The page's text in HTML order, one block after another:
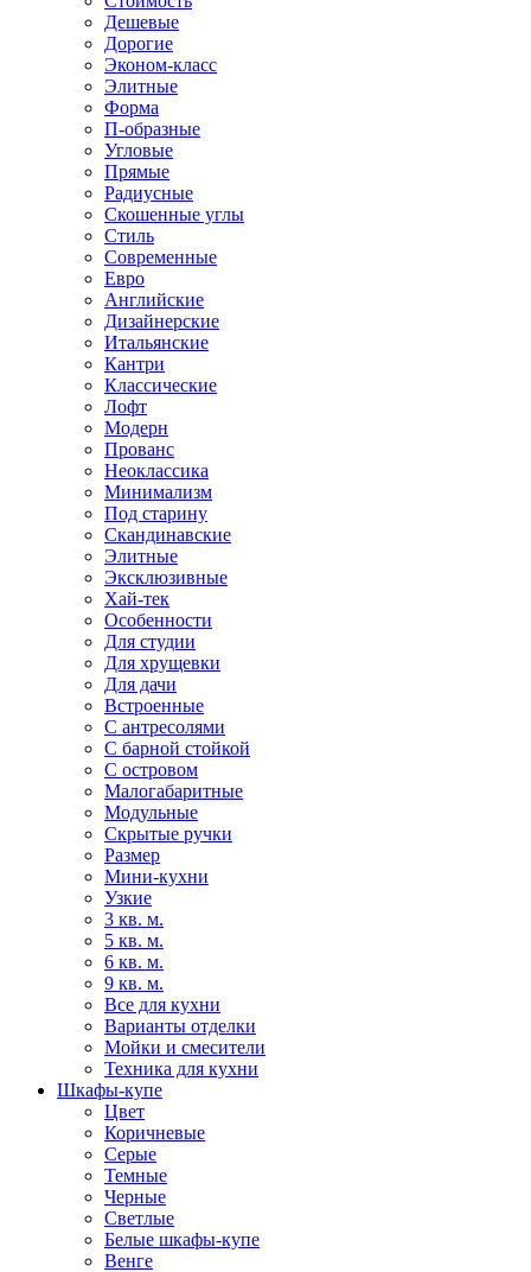
Дешевые
Дорогие
Эконом-класс
Элитные
Форма
П-образные
Угловые
Прямые
Радиусные
Скошенные углы
Стиль
Современные
Евро
Английские
Дизайнерские
Итальянские
Кантри
Классические
Лофт
Модерн
Прованс
Неоклассика
Минимализм
Под старину
Скандинавские
Элитные
Эксклюзивные
Хай-тек
Особенности
Для студии
Для хрущевки
Для дачи
Встроенные
С антресолями
С барной стойкой
С островом
Малогабаритные
Модульные
Скрытые ручки
Размер
Мини-кухни
Узкие
3 кв. м.
5 кв. м.
6 кв. м.
9 кв. м.
Все для кухни
Варианты отделки
Мойки и смесители
Техника для кухни
Шкафы-купе
Цвет
Коричневые
Серые
Темные
Черные
Светлые
Белые шкафы-купе
Венге